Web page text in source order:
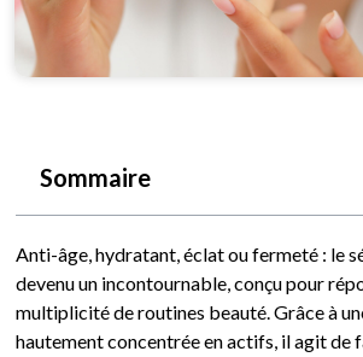
Sommaire
Anti-âge, hydratant, éclat ou fermeté : le
devenu un incontournable, conçu pour
multiplicité de routines beauté. Grâce à
hautement concentrée en actifs, il agit de